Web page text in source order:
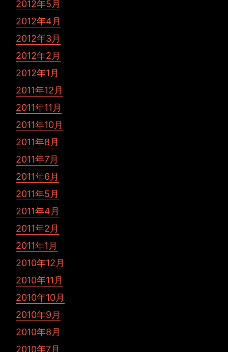
2012年5月
2012年4月
2012年3月
2012年2月
2012年1月
2011年12月
2011年11月
2011年10月
2011年8月
2011年7月
2011年6月
2011年5月
2011年4月
2011年2月
2011年1月
2010年12月
2010年11月
2010年10月
2010年9月
2010年8月
2010年7月